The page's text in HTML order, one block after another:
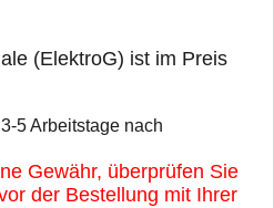
(ElektroG) ist im Preis
5 Arbeitstage nach
Gewähr, überprüfen Sie
der Bestellung mit Ihrer